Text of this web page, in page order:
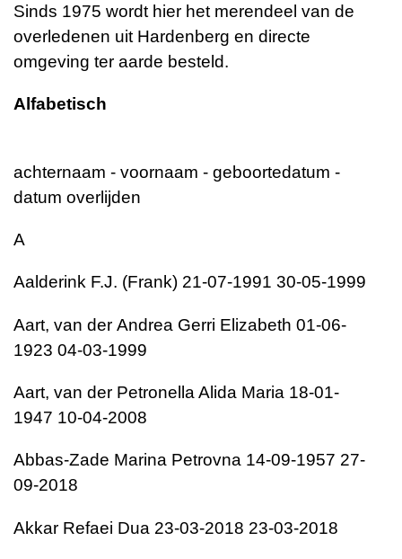
Sinds 1975 wordt hier het merendeel van de
overledenen uit Hardenberg en directe
omgeving ter aarde besteld.
Alfabetisch
achternaam - voornaam - geboortedatum -
datum overlijden
A
Aalderink F.J. (Frank) 21-07-1991 30-05-1999
Aart, van der Andrea Gerri Elizabeth 01-06-
1923 04-03-1999
Aart, van der Petronella Alida Maria 18-01-
1947 10-04-2008
Abbas-Zade Marina Petrovna 14-09-1957 27-
09-2018
Akkar Refaei Dua 23-03-2018 23-03-2018